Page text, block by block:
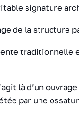
signature
de la structure
traditionnelle
là d’un
par une